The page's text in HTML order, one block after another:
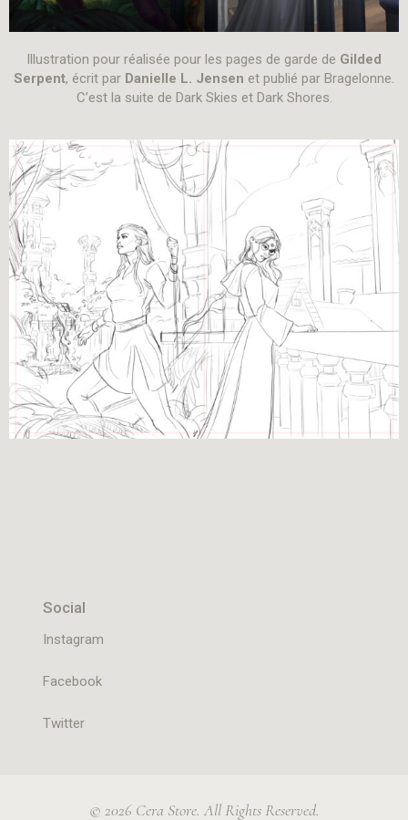
Illustration pour réalisée pour les pages de garde de Gilded
Serpent, écrit par Danielle L. Jensen et publié par Bragelonne.
C’est la suite de Dark Skies et Dark Shores.
Social
Instagram
Facebook
Twitter
© 2026 Cera Store. All Rights Reserved.